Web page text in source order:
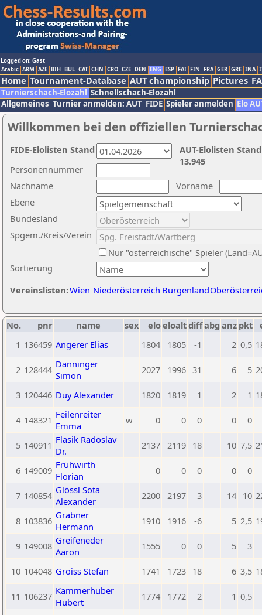
Logged on: Gast
Arabic ARM AZE BIH BUL CAT CHN CRO CZE DEN ENG ESP FAI FIN FRA GER GRE INA
Home Tournament-Database AUT championship Pictures
Turnierschach-Elozahl Schnellschach-Elozahl
Allgemeines Turnier anmelden: AUT FIDE Spieler anmelden Elo
Willkommen bei den offiziellen
Nachname
Vorname
Ebene
Sortierung
Personennummer
Bundesland
Spgem./Kreis/Verein
Nur "österreichische" Spieler
Vereinslisten:Wien Niederösterreich Burgenland
AUT-Elolisten
13.945
FIDE-Elolisten Stand
No. pnr name sex eloeloaltdiffabg anz pkt
1 136459 Angerer Elias 1804 1805 -1 2 0,5
2 128444 Danninger
Simon
2027 1996 31 6 5
3 120446 Duy Alexander 1820 1819 1 2 1
4 148321 Feilenreiter
Emma
w 0 0 0 0 0
5 140911 Flasik Radoslav
Dr.
2137 2119 18 10 7,5
6 149009 Frühwirth
Florian
0 0 0 0 0
7 140854 Glössl Sota
Alexander
2200 2197 3 14 10
8 103836 Grabner
Hermann
1910 1916 -6 5 2,5
9 149008 Greifeneder
Aaron
1555 0 0 5 3
10 104048 Groiss Stefan 1741 1723 18 6 3,5
11 106237 Kammerhuber
Hubert
1774 1772 2 1 0,5